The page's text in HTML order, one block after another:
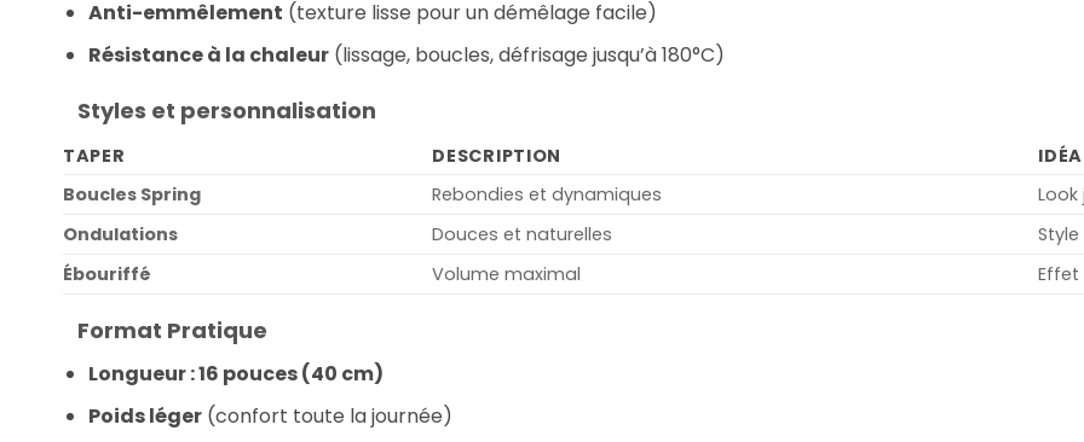
Anti-emmêlement (texture lisse pour un démêlage facile)
Résistance à la chaleur(lissage, boucles, défrisage jusqu’à 180°C)
Styles et personnalisation
TAPER DESCRIPTION
Boucles Spring
Rebondies et dynamiques
Ondulations
Douces et naturelles
Ébouriffé
Volume maximal Effet
Format Pratique
Longueur : 16 pouces (40 cm)
Poids léger(confort toute la journée)